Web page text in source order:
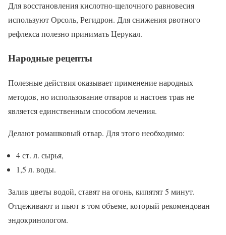
Для восстановления кислотно-щелочного равновесия
используют Орсоль, Регидрон. Для снижения рвотного
рефлекса полезно принимать Церукал.
Народные рецепты
Полезные действия оказывает применение народных
методов, но использование отваров и настоев трав не
является единственным способом лечения.
Делают ромашковый отвар. Для этого необходимо:
4 ст. л. сырья,
1,5 л. воды.
Залив цветы водой, ставят на огонь, кипятят 5 минут.
Отцеживают и пьют в том объеме, который рекомендован
эндокринологом.